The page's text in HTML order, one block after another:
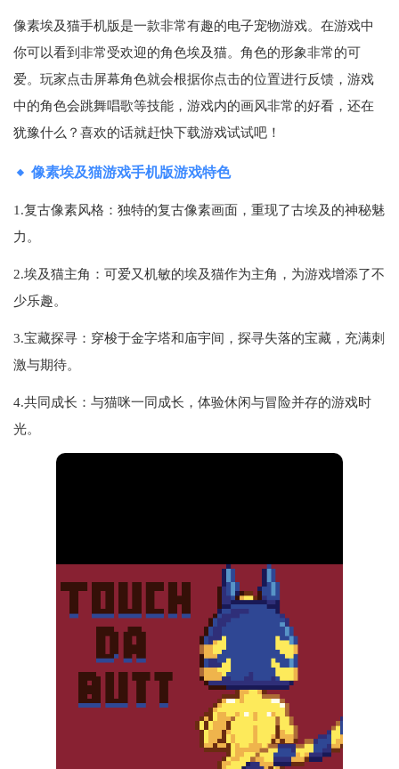
像素埃及猫手机版是一款非常有趣的电子宠物游戏。在游戏中
你可以看到非常受欢迎的角色埃及猫。角色的形象非常的可
爱。玩家点击屏幕角色就会根据你点击的位置进行反馈，游戏
中的角色会跳舞唱歌等技能，游戏内的画风非常的好看，还在
犹豫什么？喜欢的话就赶快下载游戏试试吧！
像素埃及猫游戏手机版游戏特色
1.复古像素风格：独特的复古像素画面，重现了古埃及的神秘魅
力。
2.埃及猫主角：可爱又机敏的埃及猫作为主角，为游戏增添了不
少乐趣。
3.宝藏探寻：穿梭于金字塔和庙宇间，探寻失落的宝藏，充满刺
激与期待。
4.共同成长：与猫咪一同成长，体验休闲与冒险并存的游戏时
光。